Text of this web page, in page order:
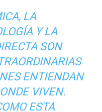
LA
Y LA
SON
ENTIENDAN
VIVEN.
ESTA